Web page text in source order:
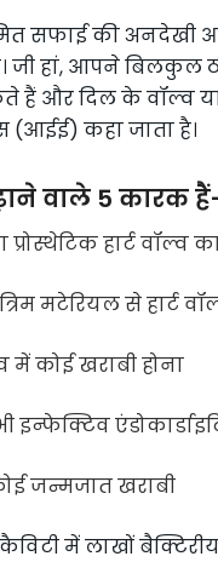
सफाई की अनदेखी
जी हां, आपने बिलकुल
हैं और दिल के वॉल्व
(आईई) कहा जाता है।
वाले 5 कारक
प्रोस्थेटिक हार्ट वॉल्व
मटेरियल से हार्ट
में कोई खराबी होना
इन्फेक्टिव
जन्मजात खराबी
में लाखों